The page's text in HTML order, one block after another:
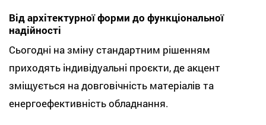
Від архітектурної форми до функціональної
надійності
Сьогодні на зміну стандартним рішенням
приходять індивідуальні проєкти, де акцент
зміщується на довговічність матеріалів та
енергоефективність обладнання.